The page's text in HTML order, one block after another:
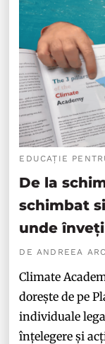
EDUCAȚIE
De la
schimbat
unde
DE ANDREEA
Climate
dorește de pe
individuale
înțelegere și